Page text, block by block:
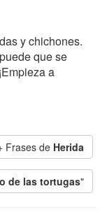
y chichones.
que se
a
Frases de Herida
de las tortugas"